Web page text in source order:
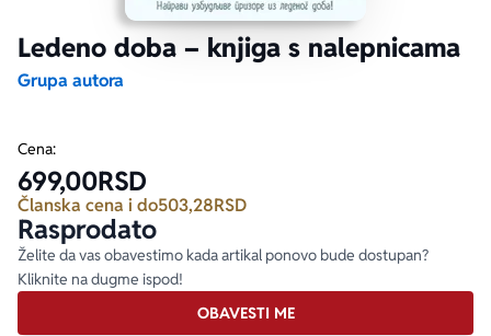
Ledeno doba – knjiga s nalepnicama
Grupa autora
Cena:
699,00RSD
Članska cena i do503,28RSD
Rasprodato
Želite da vas obavestimo kada artikal ponovo bude dostupan?
Kliknite na dugme ispod!
OBAVESTI ME
Ekranizovane knjige
E-knjige
Autori
Poezija
Biografija
Bojan Ljubenović
Milica Jakovljević Mir-Jam
Peter Handke
Elif Šafak